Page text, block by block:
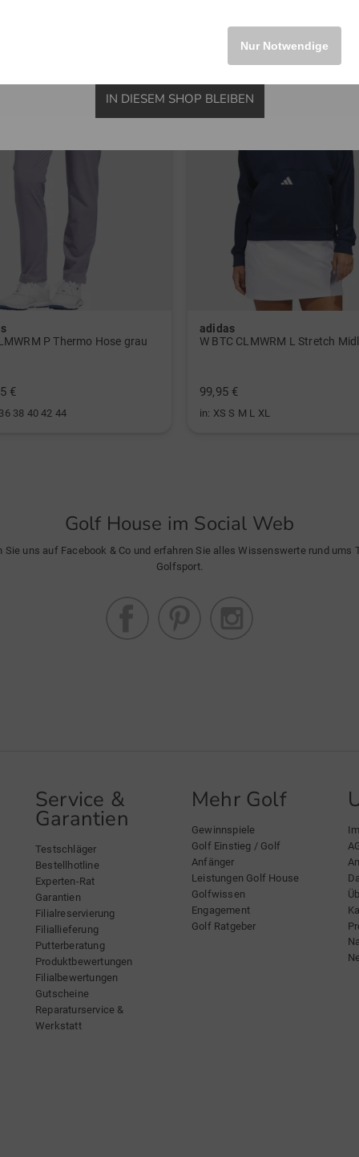
P Thermo Hose grau
€
38 40 42 44
adidas
99,95 €
in: XS S M L XL
Golf House im Social Web
Sie uns auf Facebook & Co und erfahren Sie alles Wissenswerte rund ums
Golfsport.
Service &
Garantien
Testschläger
Bestellhotline
Experten-Rat
Garantien
Filialreservierung
Filiallieferung
Putterberatung
Produktbewertungen
Filialbewertungen
Gutscheine
Reparaturservice &
Werkstatt
Mehr Golf
Gewinnspiele
Golf Einstieg / Golf
Anfänger
Leistungen Golf House
Golfwissen
Engagement
Golf Ratgeber
IN DIESEM SHOP BLEIBEN
Nur Notwendige